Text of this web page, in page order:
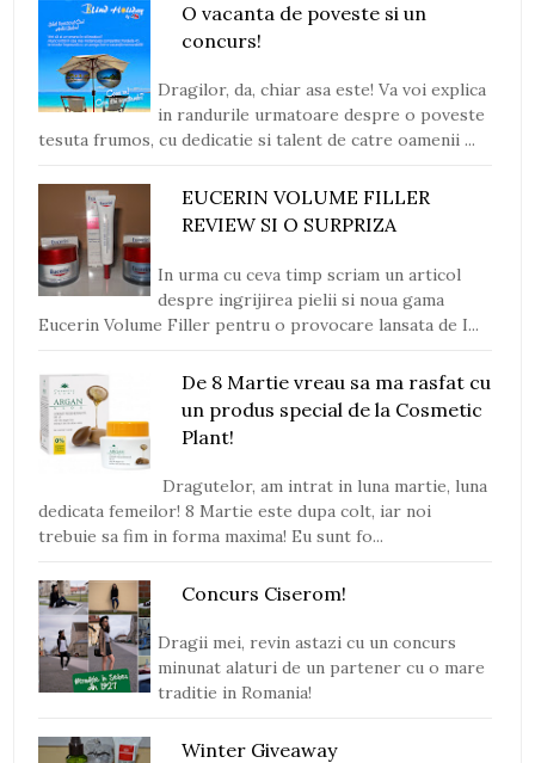
O vacanta de poveste si un
concurs!
Dragilor, da, chiar asa este! Va voi explica
in randurile urmatoare despre o poveste
tesuta frumos, cu dedicatie si talent de catre oamenii ...
EUCERIN VOLUME FILLER
REVIEW SI O SURPRIZA
In urma cu ceva timp scriam un articol
despre ingrijirea pielii si noua gama
Eucerin Volume Filler pentru o provocare lansata de I...
De 8 Martie vreau sa ma rasfat cu
un produs special de la Cosmetic
Plant!
Dragutelor, am intrat in luna martie, luna
dedicata femeilor! 8 Martie este dupa colt, iar noi
trebuie sa fim in forma maxima! Eu sunt fo...
Concurs Ciserom!
Dragii mei, revin astazi cu un concurs
minunat alaturi de un partener cu o mare
traditie in Romania!
Winter Giveaway